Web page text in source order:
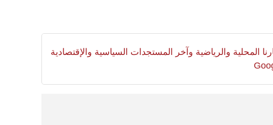
المحلية والرياضية وآخر المستجدات السياسية والإقتصادية